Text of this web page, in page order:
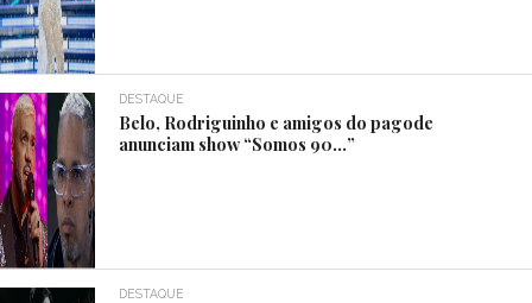
DESTAQUE
Belo, Rodriguinho e amigos do pagode
anunciam show “Somos 90…”
DESTAQUE